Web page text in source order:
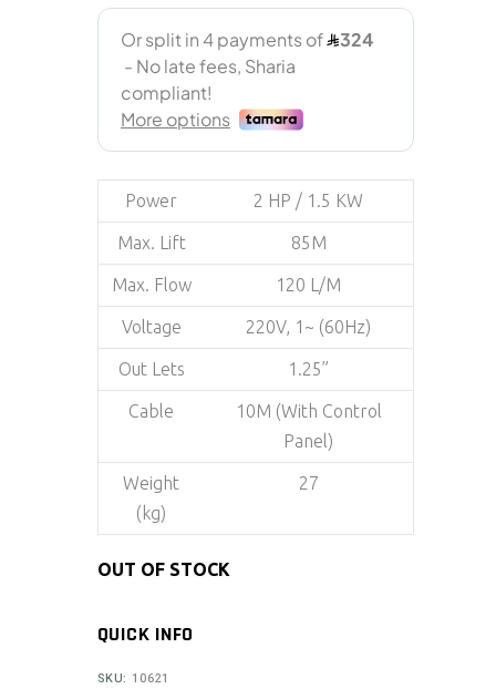
Power 2 HP / 1.5 KW
Max. Lift 85M
Max. Flow 120 L/M
Voltage 220V, 1~ (60Hz)
Out Lets 1.25”
Cable
10M (With Control
Panel)
Weight
(kg)
27
OUT OF STOCK
QUICK INFO
SKU: 10621